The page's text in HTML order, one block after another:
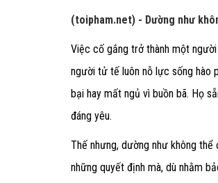
(toipham.net) - Dường như
Việc cố gắng trở thành một
người tử tế luôn nỗ lực sống hào
bại hay mất ngủ vì buồn bã. Họ
đáng yêu.
Thế nhưng, dường như không
những quyết định mà, dù nhằm